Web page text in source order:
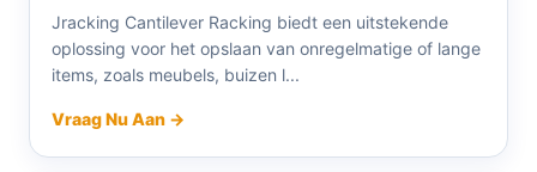
Jracking Cantilever Racking biedt een uitstekende
oplossing voor het opslaan van onregelmatige of lange
items, zoals meubels, buizen l...
Vraag Nu Aan →